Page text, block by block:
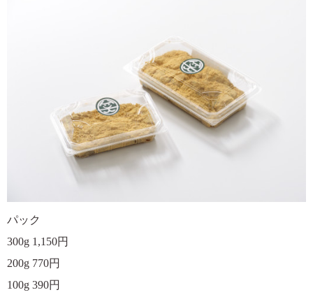
パック
300g 1,150円
200g 770円
100g 390円